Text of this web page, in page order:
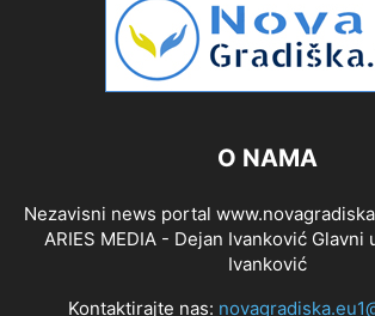
O NAMA
Nezavisni news portal
ARIES MEDIA - Dejan Ivanković Glavni
Ivanković
Kontaktirajte nas: